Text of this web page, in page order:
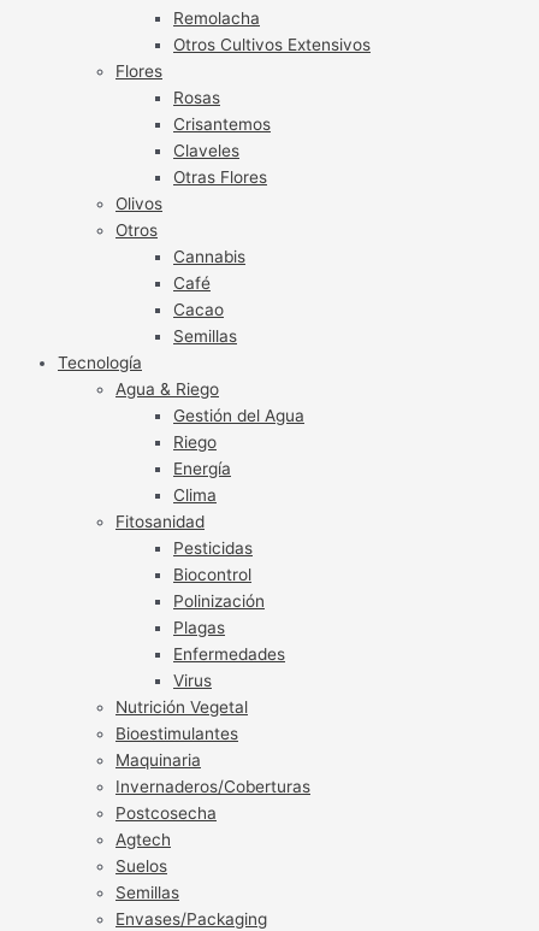
Remolacha
Otros Cultivos Extensivos
Flores
Rosas
Crisantemos
Claveles
Otras Flores
Olivos
Otros
Cannabis
Café
Cacao
Semillas
Tecnología
Agua & Riego
Gestión del Agua
Riego
Energía
Clima
Fitosanidad
Pesticidas
Biocontrol
Polinización
Plagas
Enfermedades
Virus
Nutrición Vegetal
Bioestimulantes
Maquinaria
Invernaderos/Coberturas
Postcosecha
Agtech
Suelos
Semillas
Envases/Packaging